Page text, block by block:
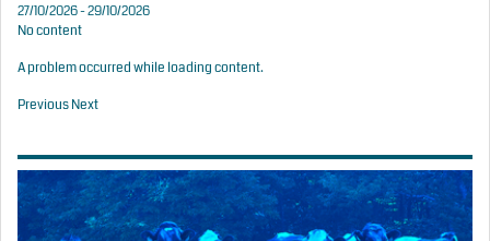
27/10/2026 - 29/10/2026
No content
A problem occurred while loading content.
PreviousNext